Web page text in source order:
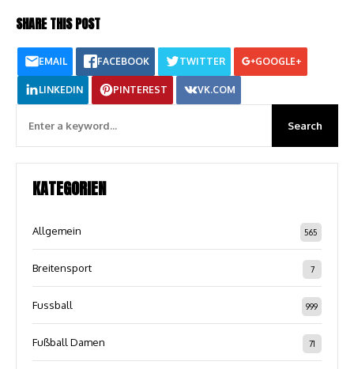
SHARE THIS POST
EMAIL FACEBOOK TWITTER GOOGLE+
LINKEDIN PINTEREST VK.COM
KATEGORIEN
Allgemein 565
Breitensport 7
Fussball 999
Fußball Damen 71